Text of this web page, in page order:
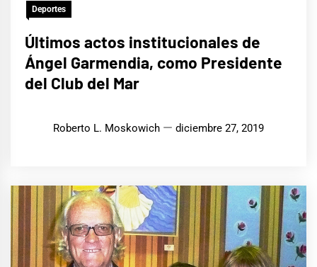
Deportes
Últimos actos institucionales de
Ángel Garmendia, como Presidente
del Club del Mar
Roberto L. Moskowich diciembre 27, 2019